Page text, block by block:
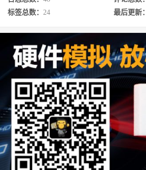
标签总数： 24 最后更新：